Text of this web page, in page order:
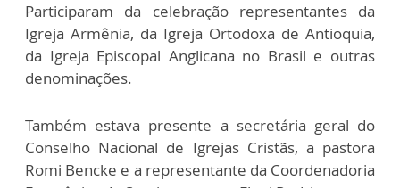
Participaram da celebração representantes da
Igreja Armênia, da Igreja Ortodoxa de Antioquia,
da Igreja Episcopal Anglicana no Brasil e outras
denominações.
Também estava presente a secretária geral do
Conselho Nacional de Igrejas Cristãs, a pastora
Romi Bencke e a representante da Coordenadoria